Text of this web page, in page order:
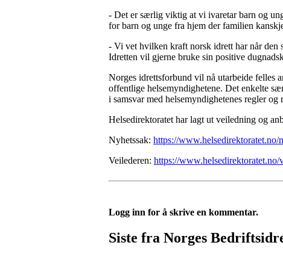
- Det er særlig viktig at vi ivaretar barn og
for barn og unge fra hjem der familien
- Vi vet hvilken kraft norsk idrett har når den
Idretten vil gjerne bruke sin positive
Norges idrettsforbund vil nå utarbeide felles
offentlige helsemyndighetene. Det enkelte
i samsvar med helsemyndighetenes regler og
Helsedirektoratet har lagt ut veiledning og
Nyhetssak: https://
Veilederen: https://
Logg inn for å skrive en kommentar.
Siste fra Norges